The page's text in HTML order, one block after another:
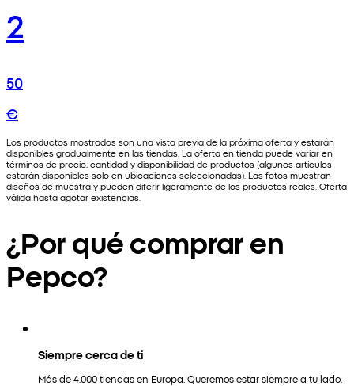
2
50
€
Los productos mostrados son una vista previa de la próxima oferta y estarán
disponibles gradualmente en las tiendas. La oferta en tienda puede variar en
términos de precio, cantidad y disponibilidad de productos (algunos artículos
estarán disponibles solo en ubicaciones seleccionadas). Las fotos muestran
diseños de muestra y pueden diferir ligeramente de los productos reales. Oferta
válida hasta agotar existencias.
¿Por qué comprar en
Pepco?
Siempre cerca de ti
Más de 4.000 tiendas en Europa. Queremos estar siempre a tu lado.